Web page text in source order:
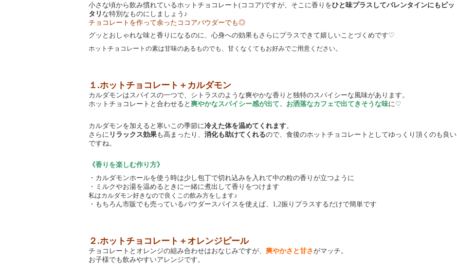
小さな頃から飲み慣れているホットチョコレート (ココア)ですが、そこに香りをひと味プラスしてバレンタインにもピッ
タリ な特別なものにしましょう♪
チョコレートを作って余ったココアパウダーでも◎
グッとおしゃれな味と香りになるのに、心身への効果もさらにプラスできて嬉しいことづくめです♡
ホットチョコレートの素は甘味のあるものでも、甘くなくてもお好みでご用意ください。
１ .ホットチョコレート＋カルダモン
カルダモンはスパイスの一つで、シトラスのような爽やかな香りと独特のスパイシーな風味があります。
ホットチョコレートと合わせると爽やかなスパイシー感が出て、お洒落なカフェで出てきそうな味に ♡
カルダモンを加えると寒いこの季節に冷えた体を温めてくれます。
さらに リラックス効果も高まったり、 消化も助けてくれるので、食後のホットチョコレートとしてゆっくり頂くのも良い
ですね。
《香りを楽しむ作り方》
・カルダモンホールを使う時は少し包丁で切れ込みを入れて中の粒の香りが立つように
・ミルクやお湯を温めるときに一緒に煮出して香りをつけます
私はカルダモン好きなので良くこの飲み方をします♪
・もちろん市販でも売っているパウダースパイスを使えば、 1,2振りプラスするだけで簡単です
２.ホットチョコレート＋オレンジピール
チョコレートとオレンジの組み合わせはおなじみですが、 爽やかさと甘さがマッチ。
お子様でも飲みやすいアレンジです。